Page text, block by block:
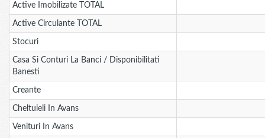
Active Imobilizate TOTAL
Active Circulante TOTAL
Stocuri
Casa Si Conturi La Banci / Disponibilitati
Banesti
Creante
Cheltuieli In Avans
Venituri In Avans